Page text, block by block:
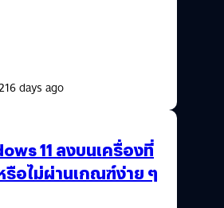
days ago
11 ลงบนเครื่องที่
รือไม่ผ่านเกณฑ์ง่าย ๆ